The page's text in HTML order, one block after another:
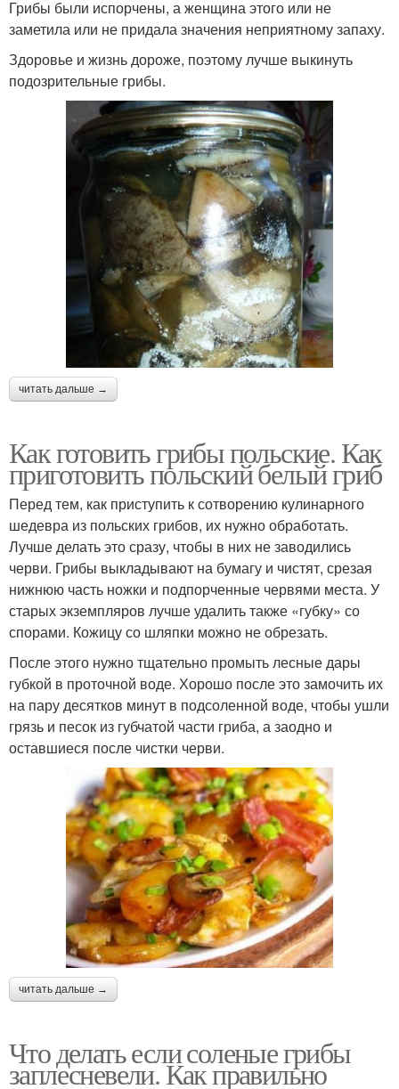
Грибы были испорчены, а женщина этого или не
заметила или не придала значения неприятному запаху.
Здоровье и жизнь дороже, поэтому лучше выкинуть
подозрительные грибы.
читать дальше →
Как готовить грибы польские. Как
приготовить польский белый гриб
Перед тем, как приступить к сотворению кулинарного
шедевра из польских грибов, их нужно обработать.
Лучше делать это сразу, чтобы в них не заводились
черви. Грибы выкладывают на бумагу и чистят, срезая
нижнюю часть ножки и подпорченные червями места. У
старых экземпляров лучше удалить также «губку» со
спорами. Кожицу со шляпки можно не обрезать.
После этого нужно тщательно промыть лесные дары
губкой в проточной воде. Хорошо после это замочить их
на пару десятков минут в подсоленной воде, чтобы ушли
грязь и песок из губчатой части гриба, а заодно и
оставшиеся после чистки черви.
читать дальше →
Что делать если соленые грибы
заплесневели. Как правильно